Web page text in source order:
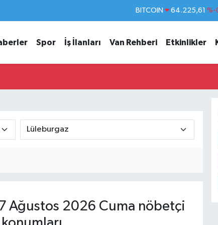
BITCOIN 64.225,61 %-
EURO 55,0317
STERLİN 64,2463
Spor İş İlanları Van Rehberi Etkinlikler
Ağustos 2026 Cuma nöbetçi